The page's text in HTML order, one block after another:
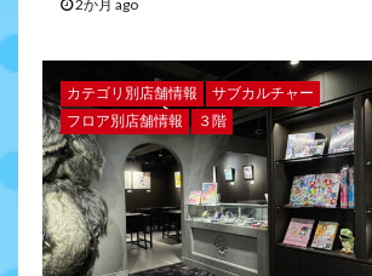
2か月 ago
カテゴリ別店舗情報
サブカルチャー
フロア別店舗情報
３階